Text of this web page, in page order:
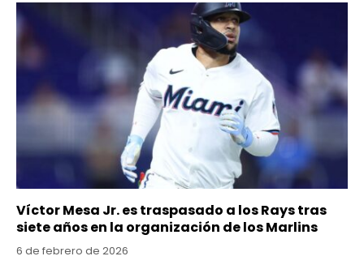
Víctor Mesa Jr. es traspasado a los Rays tras
siete años en la organización de los Marlins
6 de febrero de 2026